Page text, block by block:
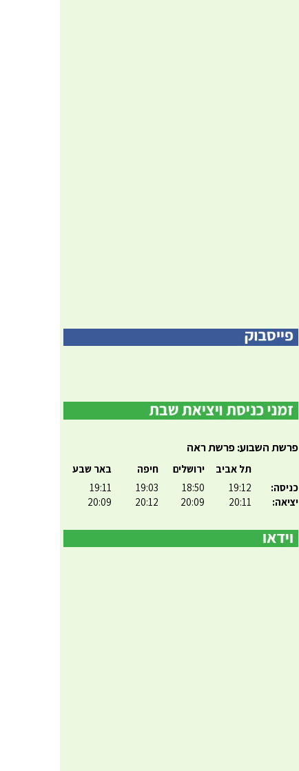
פרשת השבוע: פרשת ראה
כניסה:
יציאה:
תל אביב
19:12
20:11
ירושלים
18:50
20:09
חיפה
19:03
20:12
באר שבע
19:11
20:09